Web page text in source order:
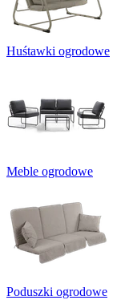
Huśtawki ogrodowe
Meble ogrodowe
Poduszki ogrodowe